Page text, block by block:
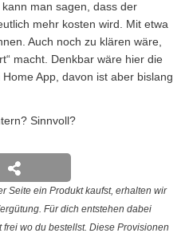
man sagen, dass der
mehr kosten wird. Mit etwa
Auch noch zu klären wäre,
macht. Denkbar wäre hier die
App, davon ist aber bislang
Sinnvoll?
Seite ein Produkt kaufst, erhalten wir
Für dich entstehen dabei
wo du bestellst. Diese Provisionen